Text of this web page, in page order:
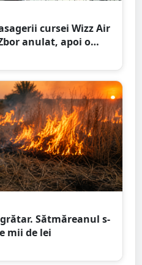
cursei Wizz Air
anulat, apoi o
clare
Sătmăreanul s-
mii de lei